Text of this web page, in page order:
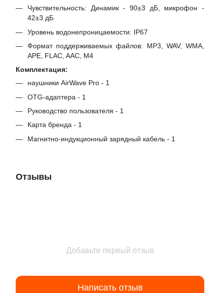
Чувствительность: Динамик - 90±3 дБ, микрофон -
42±3 дБ
Уровень водонепроницаемости: IP67
Формат поддерживаемых файлов: MP3, WAV, WMA,
APE, FLAC, AAC, M4
Комплектация:
наушники AirWave Pro - 1
OTG-адаптера - 1
Руководство пользователя - 1
Карта бренда - 1
Магнитно-индукционный зарядный кабель - 1
Отзывы
Добавьте первый отзыв
Написать отзыв